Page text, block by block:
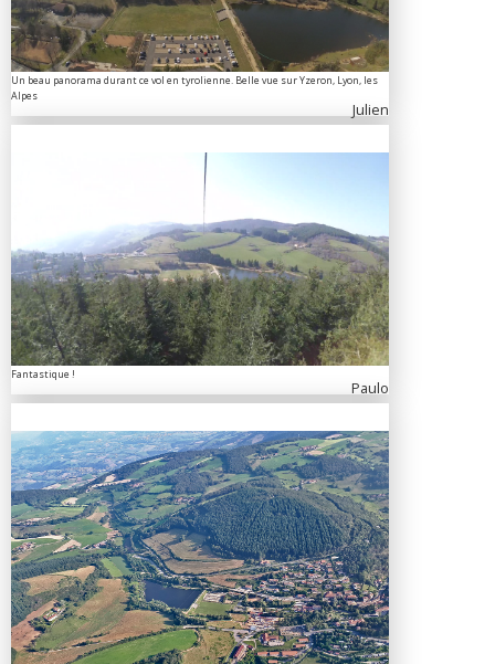
Un beau panorama durant ce vol en tyrolienne. Belle vue sur Yzeron, Lyon, les
Alpes
Julien
Fantastique !
Paulo